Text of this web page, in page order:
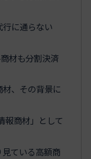
に通らない
材も分割決済
、その背景に
報商材」として
ている高額商